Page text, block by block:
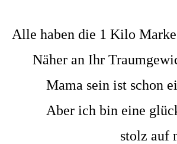
Alle haben die 1 Kilo
Näher an Ihr
Mama sein ist schon
Aber ich bin eine
stolz auf